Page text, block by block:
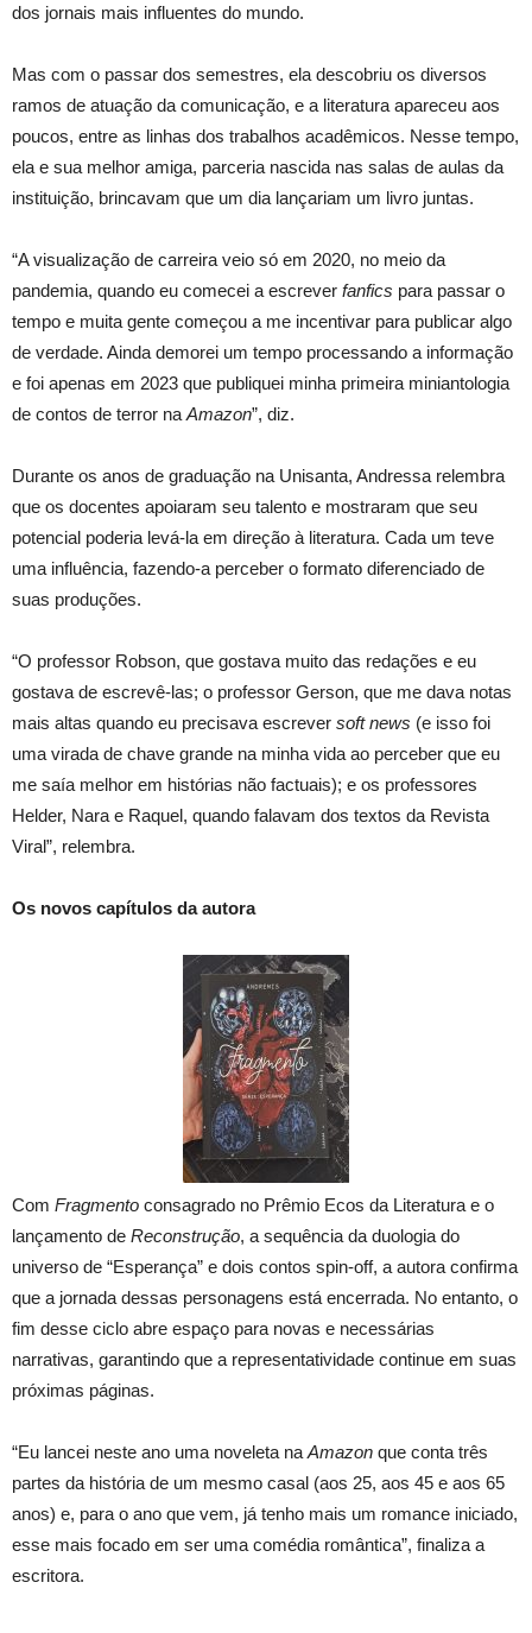
dos jornais mais influentes do mundo.
Mas com o passar dos semestres, ela descobriu os diversos
ramos de atuação da comunicação, e a literatura apareceu aos
poucos, entre as linhas dos trabalhos acadêmicos. Nesse tempo,
ela e sua melhor amiga, parceria nascida nas salas de aulas da
instituição, brincavam que um dia lançariam um livro juntas.
“A visualização de carreira veio só em 2020, no meio da
pandemia, quando eu comecei a escrever fanfics para passar o
tempo e muita gente começou a me incentivar para publicar algo
de verdade. Ainda demorei um tempo processando a informação
e foi apenas em 2023 que publiquei minha primeira miniantologia
de contos de terror na Amazon”, diz.
Durante os anos de graduação na Unisanta, Andressa relembra
que os docentes apoiaram seu talento e mostraram que seu
potencial poderia levá-la em direção à literatura. Cada um teve
uma influência, fazendo-a perceber o formato diferenciado de
suas produções.
“O professor Robson, que gostava muito das redações e eu
gostava de escrevê-las; o professor Gerson, que me dava notas
mais altas quando eu precisava escrever soft news (e isso foi
uma virada de chave grande na minha vida ao perceber que eu
me saía melhor em histórias não factuais); e os professores
Helder, Nara e Raquel, quando falavam dos textos da Revista
Viral”, relembra.
Os novos capítulos da autora
Com Fragmento consagrado no Prêmio Ecos da Literatura e o
lançamento de Reconstrução, a sequência da duologia do
universo de “Esperança” e dois contos spin-off, a autora confirma
que a jornada dessas personagens está encerrada. No entanto, o
fim desse ciclo abre espaço para novas e necessárias
narrativas, garantindo que a representatividade continue em suas
próximas páginas.
“Eu lancei neste ano uma noveleta na Amazon que conta três
partes da história de um mesmo casal (aos 25, aos 45 e aos 65
anos) e, para o ano que vem, já tenho mais um romance iniciado,
esse mais focado em ser uma comédia romântica”, finaliza a
escritora.